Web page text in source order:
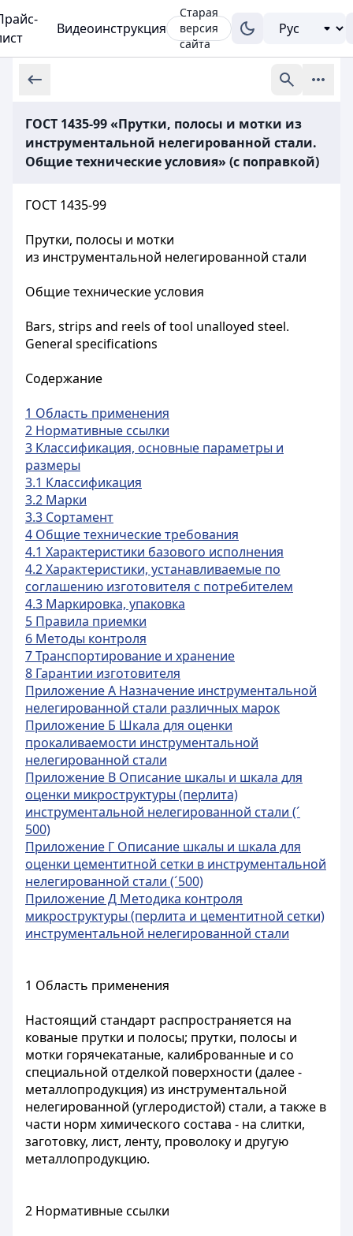
Видеоинструкция
Старая
версия
сайта
ГОСТ 1435-99 «Прутки, полосы и мотки из
инструментальной нелегированной стали.
Общие технические условия» (с поправкой)
ГОСТ 1435-99
Прутки, полосы и мотки
из инструментальной нелегированной стали
Общие технические условия
Bars, strips and reels of tool unalloyed steel.
General specifications
Содержание
1 Область применения
2 Нормативные ссылки
3 Классификация, основные параметры и
размеры
3.1 Классификация
3.2 Марки
3.3 Сортамент
4 Общие технические требования
4.1 Характеристики базового исполнения
4.2 Характеристики, устанавливаемые по
соглашению изготовителя с потребителем
4.3 Маркировка, упаковка
5 Правила приемки
6 Методы контроля
7 Транспортирование и хранение
8 Гарантии изготовителя
Приложение А Назначение инструментальной
нелегированной стали различных марок
Приложение Б Шкала для оценки
прокаливаемости инструментальной
нелегированной стали
Приложение В Описание шкалы и шкала для
оценки микроструктуры (перлита)
инструментальной нелегированной стали (´
500)
Приложение Г Описание шкалы и шкала для
оценки цементитной сетки в инструментальной
нелегированной стали (´500)
Приложение Д Методика контроля
микроструктуры (перлита и цементитной сетки)
инструментальной нелегированной стали
1 Область применения
Настоящий стандарт распространяется на
кованые прутки и полосы; прутки, полосы и
мотки горячекатаные, калиброванные и со
специальной отделкой поверхности (далее -
металлопродукция) из инструментальной
нелегированной (углеродистой) стали, а также в
части норм химического состава - на слитки,
заготовку, лист, ленту, проволоку и другую
металлопродукцию.
2 Нормативные ссылки